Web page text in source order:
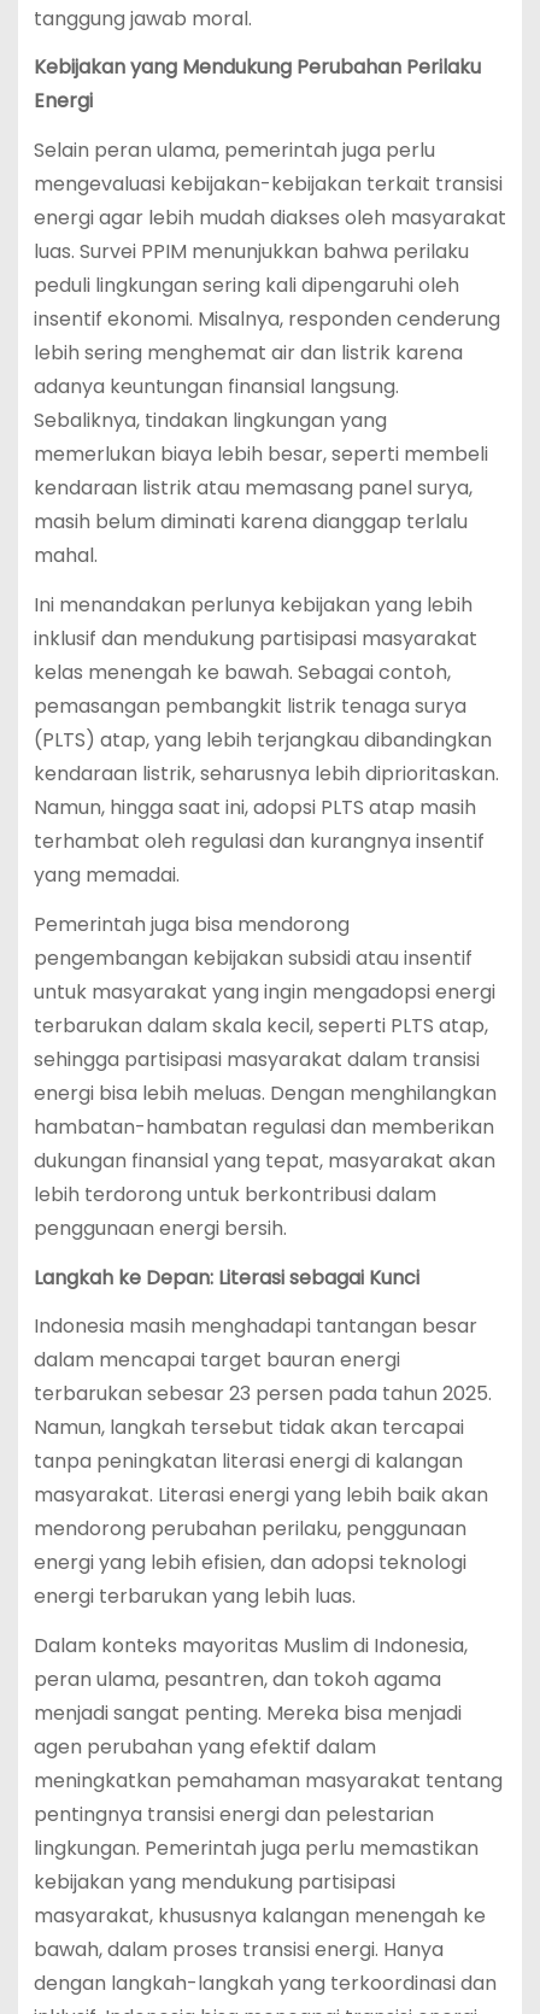
tanggung jawab moral.
Kebijakan yang Mendukung Perubahan Perilaku
Energi
Selain peran ulama, pemerintah juga perlu
mengevaluasi kebijakan-kebijakan terkait transisi
energi agar lebih mudah diakses oleh masyarakat
luas. Survei PPIM menunjukkan bahwa perilaku
peduli lingkungan sering kali dipengaruhi oleh
insentif ekonomi. Misalnya, responden cenderung
lebih sering menghemat air dan listrik karena
adanya keuntungan finansial langsung.
Sebaliknya, tindakan lingkungan yang
memerlukan biaya lebih besar, seperti membeli
kendaraan listrik atau memasang panel surya,
masih belum diminati karena dianggap terlalu
mahal.
Ini menandakan perlunya kebijakan yang lebih
inklusif dan mendukung partisipasi masyarakat
kelas menengah ke bawah. Sebagai contoh,
pemasangan pembangkit listrik tenaga surya
(PLTS) atap, yang lebih terjangkau dibandingkan
kendaraan listrik, seharusnya lebih diprioritaskan.
Namun, hingga saat ini, adopsi PLTS atap masih
terhambat oleh regulasi dan kurangnya insentif
yang memadai.
Pemerintah juga bisa mendorong
pengembangan kebijakan subsidi atau insentif
untuk masyarakat yang ingin mengadopsi energi
terbarukan dalam skala kecil, seperti PLTS atap,
sehingga partisipasi masyarakat dalam transisi
energi bisa lebih meluas. Dengan menghilangkan
hambatan-hambatan regulasi dan memberikan
dukungan finansial yang tepat, masyarakat akan
lebih terdorong untuk berkontribusi dalam
penggunaan energi bersih.
Langkah ke Depan: Literasi sebagai Kunci
Indonesia masih menghadapi tantangan besar
dalam mencapai target bauran energi
terbarukan sebesar 23 persen pada tahun 2025.
Namun, langkah tersebut tidak akan tercapai
tanpa peningkatan literasi energi di kalangan
masyarakat. Literasi energi yang lebih baik akan
mendorong perubahan perilaku, penggunaan
energi yang lebih efisien, dan adopsi teknologi
energi terbarukan yang lebih luas.
Dalam konteks mayoritas Muslim di Indonesia,
peran ulama, pesantren, dan tokoh agama
menjadi sangat penting. Mereka bisa menjadi
agen perubahan yang efektif dalam
meningkatkan pemahaman masyarakat tentang
pentingnya transisi energi dan pelestarian
lingkungan. Pemerintah juga perlu memastikan
kebijakan yang mendukung partisipasi
masyarakat, khususnya kalangan menengah ke
bawah, dalam proses transisi energi. Hanya
dengan langkah-langkah yang terkoordinasi dan